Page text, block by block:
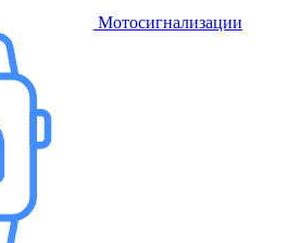
Мотосигнализации